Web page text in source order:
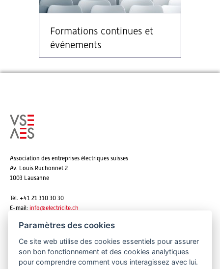
Formations continues et
événements
Association des entreprises électriques suisses
Av. Louis Ruchonnet 2
1003 Lausanne
Tél. +41 21 310 30 30
E-mail: info@electricite.ch
S'abonner aux newsletters
Paramètres des cookies
Ce site web utilise des cookies essentiels pour assurer
son bon fonctionnement et des cookies analytiques
pour comprendre comment vous interagissez avec lui.